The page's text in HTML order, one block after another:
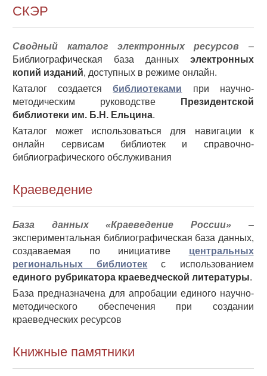
СКЭР
Сводный каталог электронных ресурсов –
Библиографическая база данных электронных
копий изданий, доступных в режиме онлайн.
Каталог создаетсябиблиотеками при научно-
методическим руководстве
Президентской
библиотеки им. Б.Н. Ельцина.
Каталог может использоваться для навигации к
онлайн сервисам библиотек и справочно-
библиографического обслуживания
Краеведение
База данных «Краеведение России» –
экспериментальная библиографическая база данных,
создаваемая по инициативе центральных
региональных библиотек с использованием
единого рубрикатора краеведческой литературы.
База предназначена для апробации единого научно-
методического обеспечения при создании
краеведческих ресурсов
Книжные памятники